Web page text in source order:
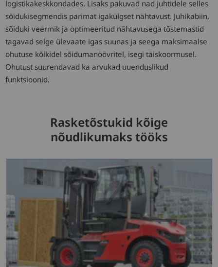
logistikakeskkondades. Lisaks pakuvad nad juhtidele selles
sõidukisegmendis parimat igakülgset nähtavust. Juhikabiin,
sõiduki veermik ja optimeeritud nähtavusega tõstemastid
tagavad selge ülevaate igas suunas ja seega maksimaalse
ohutuse kõikidel sõidumanöövritel, isegi täiskoormusel.
Ohutust suurendavad ka arvukad uuenduslikud
funktsioonid.
Rasketõstukid kõige
nõudlikumaks tööks